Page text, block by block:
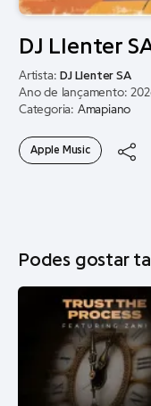
DJ Llenter
Artista: DJ Llenter SA
Ano de lançamento:
Categoria: Amapiano
Apple Music
Podes gostar